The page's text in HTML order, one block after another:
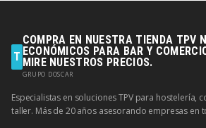
T
COMPRA EN NUESTRA TIENDA TPV
ECONÓMICOS PARA BAR Y
MIRE NUESTROS PRECIOS.
GRUPO DOSCAR
Especialistas en soluciones TPV para hostelería,
taller. Más de 20 años asesorando empresas en